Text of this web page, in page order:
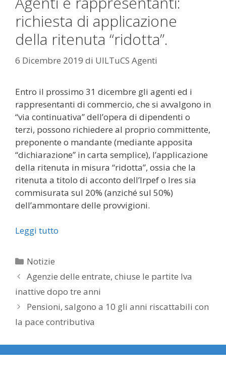
richiesta di applicazione
della ritenuta “ridotta”.
6 Dicembre 2019 di UILTuCS Agenti
Entro il prossimo 31 dicembre gli agenti ed i
rappresentanti di commercio, che si avvalgono in
“via continuativa” dell’opera di dipendenti o
terzi, possono richiedere al proprio committente,
preponente o mandante (mediante apposita
“dichiarazione” in carta semplice), l’applicazione
della ritenuta in misura “ridotta”, ossia che la
ritenuta a titolo di acconto dell’Irpef o Ires sia
commisurata sul 20% (anziché sul 50%)
dell’ammontare delle provvigioni.
Leggi tutto
Categorie
Notizie
Agenzie delle entrate, chiuse le partite Iva
inattive dopo tre anni
Pensioni, salgono a 10 gli anni riscattabili con
la pace contributiva